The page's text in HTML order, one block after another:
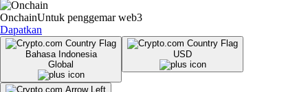
OnchainUntuk penggemar web3
Dapatkan
Bahasa Indonesia
Global
USD